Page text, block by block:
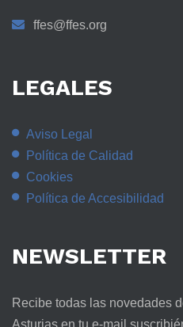
ffes@ffes.org
LEGALES
Aviso Legal
Política de Calidad
Cookies
Política de Accesibilidad
NEWSLETTER
Recibe todas las novedades
Asturias en tu e-mail